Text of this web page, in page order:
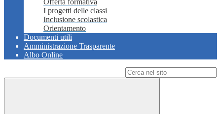
Offerta formativa
I progetti delle classi
Inclusione scolastica
Orientamento
Documenti utili
Amministrazione Trasparente
Albo Online